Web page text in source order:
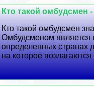
Кто такой омбудсмен
Кто такой омбудсмен
Омбудсменом является
определенных странах
на которое